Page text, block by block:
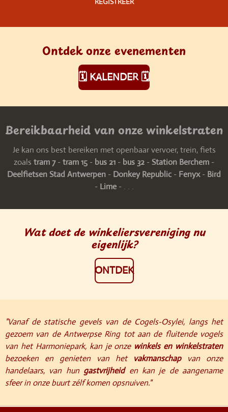
Ontdek onze evenementen
🗓️ KALENDER 🗓️
Bereikbaarheid van onze winkelstraten
Je kan ons best bereiken met openbaar vervoer, trein, fiets
zoals tram 7-tram 15 - bus 21 - bus 32 - Station Berchem -
Deelfietsen Stad Antwerpen - Donkey Republic - Fenyx- Bird
- Lime- . . .
Wat doet de winkeliersvereniging nu
eigenlijk?
ONTDEK
"Vanaf de statische gevels van de Cogels-Osylei, langs het
gezoem van de Antwerpse Ring tot aan de fluitende vogels
van het Harmoniepark, kan je onze winkels en winkelstraten
bezoeken en genieten van het vakmanschapvan onze
handelaars, van hun gastvrijheiden kan je de aangename
sfeer in onze buurt zélf komen opsnuiven."